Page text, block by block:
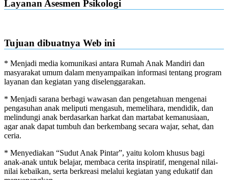
Layanan Asesmen Psikologi
Tujuan dibuatnya Web ini
* Menjadi media komunikasi antara Rumah Anak Mandiri dan
masyarakat umum dalam menyampaikan informasi tentang program
layanan dan kegiatan yang diselenggarakan.
* Menjadi sarana berbagi wawasan dan pengetahuan mengenai
pengasuhan anak meliputi mengasuh, memelihara, mendidik, dan
melindungi anak berdasarkan harkat dan martabat kemanusiaan,
agar anak dapat tumbuh dan berkembang secara wajar, sehat, dan
ceria.
* Menyediakan “Sudut Anak Pintar”, yaitu kolom khusus bagi
anak-anak untuk belajar, membaca cerita inspiratif, mengenal nilai-
nilai kebaikan, serta berkreasi melalui kegiatan yang edukatif dan